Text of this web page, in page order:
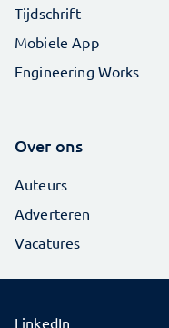
Tijdschrift
Mobiele App
Engineering Works
Over ons
Auteurs
Adverteren
Vacatures
LinkedIn